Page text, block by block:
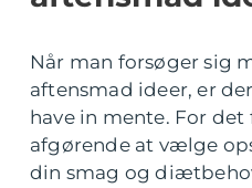
Når man forsøger sig
aftensmad ideer, er
have in mente. For det
afgørende at vælge
din smag og